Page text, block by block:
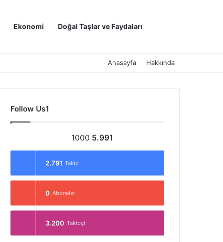
Ekonomi Doğal Taşlar ve Faydaları
Anasayfa Hakkında
Follow Us1
1000 5.991
2.791 Takip
0 Aboneler
3.200 Takipçi